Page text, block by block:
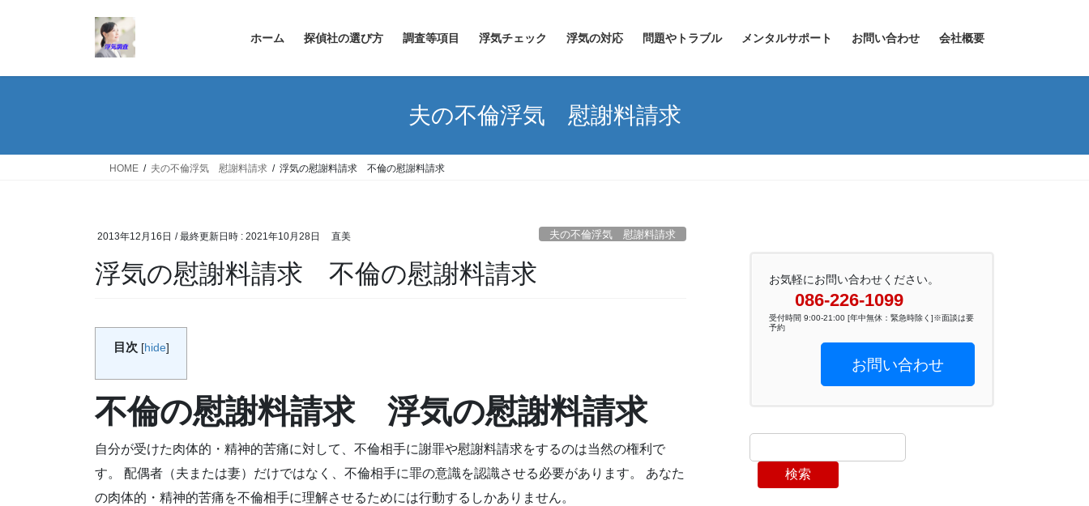
ホーム 探偵社の選び方 調査等項目 浮気チェック 浮気の対応 問題やトラブル メンタルサポート お問い合わせ 会社概要
夫の不倫浮気 慰謝料請求
HOME 夫の不倫浮気 慰謝料請求 浮気の慰謝料請求 不倫の慰謝料請求
2013年12月16日 / 最終更新日時 : 2021年10月28日 直美 夫の不倫浮気 慰謝料請求
浮気の慰謝料請求 不倫の慰謝料請求
目次 [hide]
不倫の慰謝料請求 浮気の慰謝料請求
自分が受けた肉体的・精神的苦痛に対して、不倫相手に謝罪や慰謝料請求をするのは当然の権利で
す。 配偶者（夫または妻）だけではなく、不倫相手に罪の意識を認識させる必要があります。 あなた
の肉体的・精神的苦痛を不倫相手に理解させるためには行動するしかありません。
お気軽にお問い合わせください。
086-226-1099
受付時間 9:00-21:00 [年中無休：緊急時除く]※面談は要
予約
お問い合わせ
検索